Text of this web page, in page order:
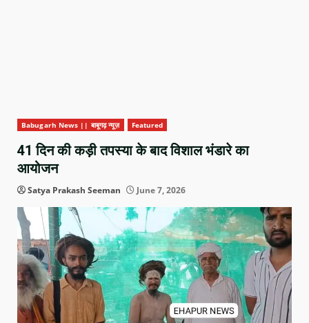
Babugarh News || बाबूगढ़ न्यूज़ Featured
41 दिन की कड़ी तपस्या के बाद विशाल भंडारे का
आयोजन
Satya Prakash Seeman June 7, 2026